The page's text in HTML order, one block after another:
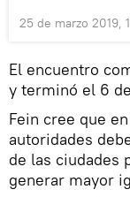
25 de marzo 2019,
El encuentro
y terminó el 6
Fein cree que
autoridades
de las ciudades
generar mayor